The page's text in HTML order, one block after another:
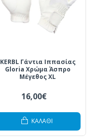
KERBL Γάντια Ιππασίας
Gloria Χρώμα Άσπρο
Μέγεθος XL
16,00€
ΚΑΛΆΘΙ